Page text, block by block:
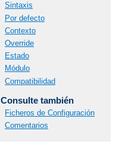
Sintaxis
Por defecto
Contexto
Override
Estado
Módulo
Compatibilidad
Consulte también
Ficheros de Configuración
Comentarios